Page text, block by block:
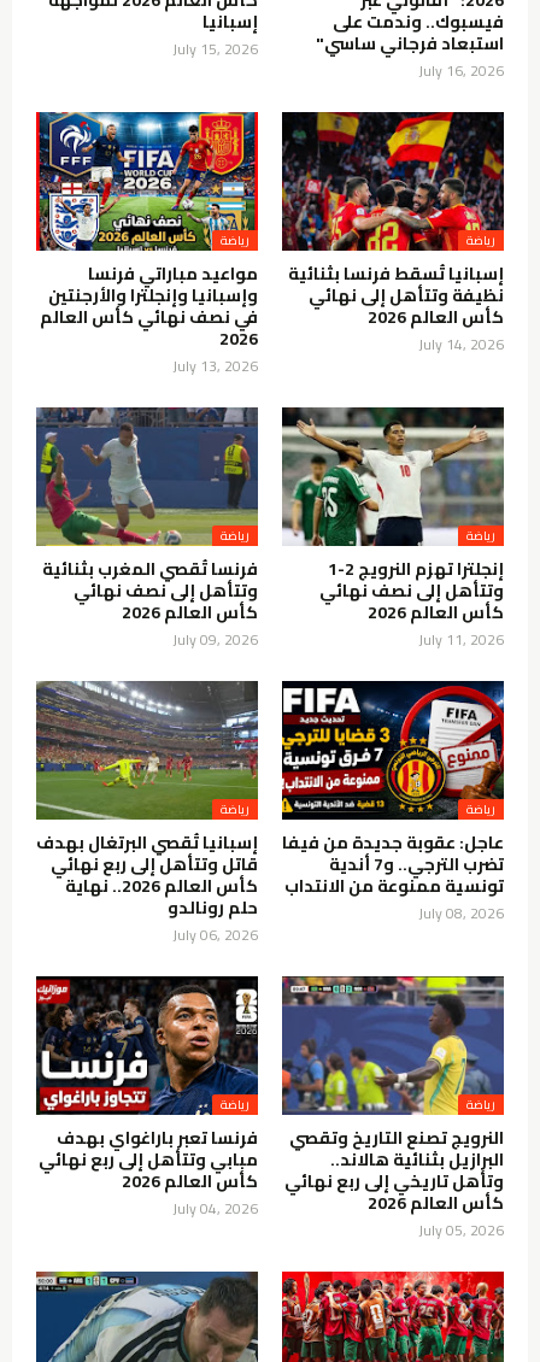
فيسبوك.. وندمت على
استبعاد فرجاني ساسي"
July 16, 2026
إسبانيا
July 15, 2026
رياضة
إسبانيا تُسقط فرنسا بثنائية
نظيفة وتتأهل إلى نهائي
كأس العالم 2026
July 14, 2026
رياضة
مواعيد مباراتي فرنسا
وإسبانيا وإنجلترا والأرجنتين
في نصف نهائي كأس العالم
2026
July 13, 2026
رياضة
إنجلترا تهزم النرويج 2-1
وتتأهل إلى نصف نهائي
كأس العالم 2026
July 11, 2026
رياضة
فرنسا تُقصي المغرب بثنائية
وتتأهل إلى نصف نهائي
كأس العالم 2026
July 09, 2026
رياضة
عاجل: عقوبة جديدة من فيفا
تضرب الترجي.. و7 أندية
تونسية ممنوعة من الانتداب
July 08, 2026
رياضة
إسبانيا تُقصي البرتغال بهدف
قاتل وتتأهل إلى ربع نهائي
كأس العالم 2026.. نهاية
حلم رونالدو
July 06, 2026
رياضة
النرويج تصنع التاريخ وتقصي
البرازيل بثنائية هالاند..
وتأهل تاريخي إلى ربع نهائي
كأس العالم 2026
July 05, 2026
رياضة
فرنسا تعبر باراغواي بهدف
مبابي وتتأهل إلى ربع نهائي
كأس العالم 2026
July 04, 2026